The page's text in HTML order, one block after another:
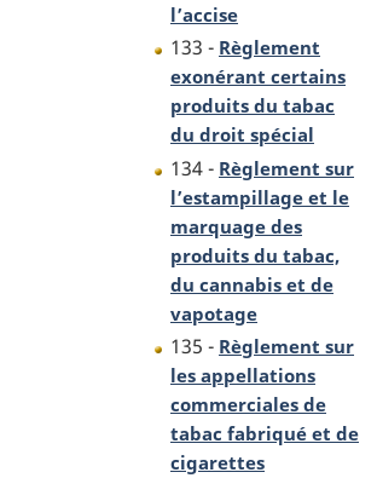
l’accise
133 - Règlement
exonérant certains
produits du tabac
du droit spécial
134 - Règlement sur
l’estampillage et le
marquage des
produits du tabac,
du cannabis et de
vapotage
135 - Règlement sur
les appellations
commerciales de
tabac fabriqué et de
cigarettes